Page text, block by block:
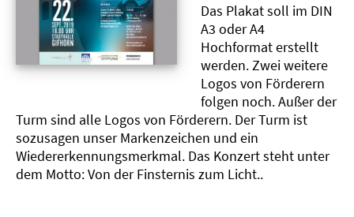
Das Plakat soll im DIN
A3 oder A4
Hochformat erstellt
werden. Zwei weitere
Logos von Förderern
folgen noch. Außer der
Turm sind alle Logos von Förderern. Der Turm ist
sozusagen unser Markenzeichen und ein
Wiedererkennungsmerkmal. Das Konzert steht unter
dem Motto: Von der Finsternis zum Licht..